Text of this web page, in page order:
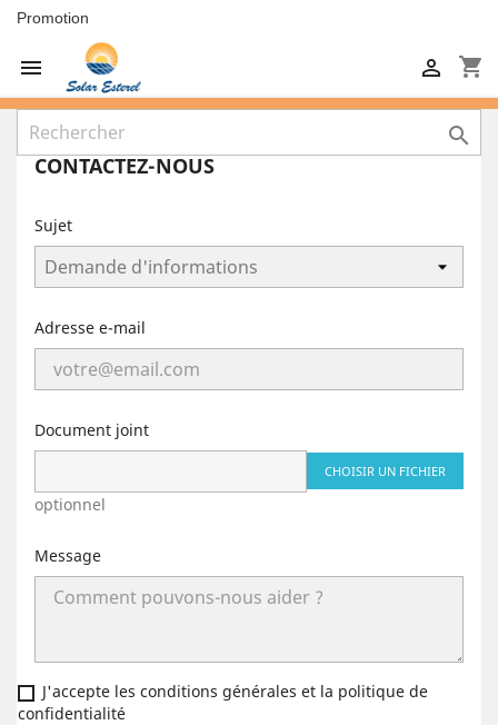
Promotion
 shopping_cart


CONTACTEZ-NOUS
Sujet
Adresse e-mail
Document joint
CHOISIR UN FICHIER
optionnel
Message
J'accepte les conditions générales et la politique de
confidentialité